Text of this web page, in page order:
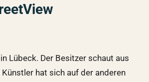
Lübeck. Der Besitzer schaut aus
Künstler hat sich auf der anderen